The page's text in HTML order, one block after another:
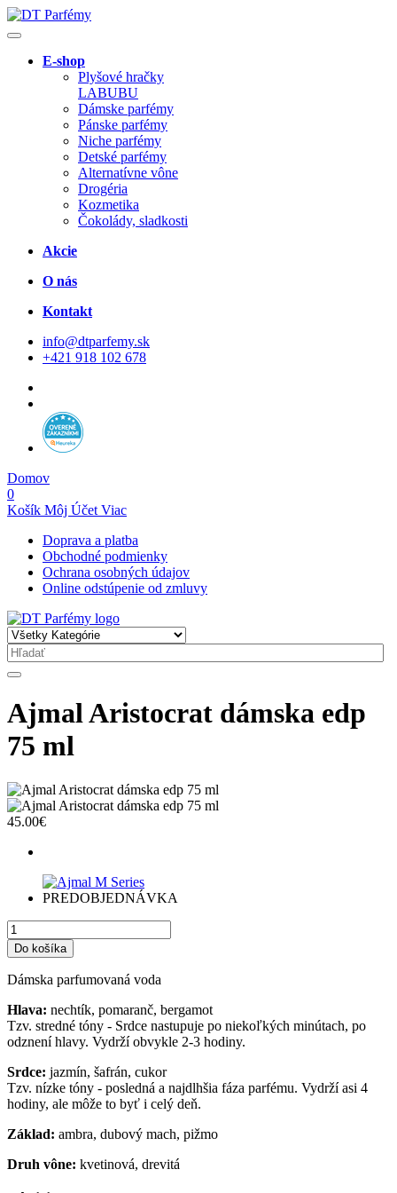
E-shop
Plyšové hračky
LABUBU
Dámske parfémy
Pánske parfémy
Niche parfémy
Detské parfémy
Alternatívne vône
Drogéria
Kozmetika
Čokolády, sladkosti
Akcie
O nás
Kontakt
info@dtparfemy.sk
+421 918 102 678
Domov
0
Košík Môj Účet Viac
Doprava a platba
Obchodné podmienky
Ochrana osobných údajov
Online odstúpenie od zmluvy
Ajmal Aristocrat dámska edp
75 ml
45.00€
PREDOBJEDNÁVKA
Dámska parfumovaná voda
Hlava: nechtík, pomaranč, bergamot
Tzv. stredné tóny - Srdce nastupuje po niekoľkých minútach, po
odznení hlavy. Vydrží obvykle 2-3 hodiny.
Srdce: jazmín, šafrán, cukor
Tzv. nízke tóny - posledná a najdlhšia fáza parfému. Vydrží asi 4
hodiny, ale môže to byť i celý deň.
Základ: ambra, dubový mach, pižmo
Druh vône: kvetinová, drevitá